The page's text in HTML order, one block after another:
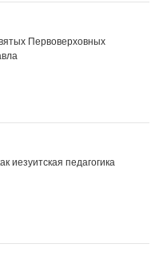
Первоверховных
иезуитская педагогика